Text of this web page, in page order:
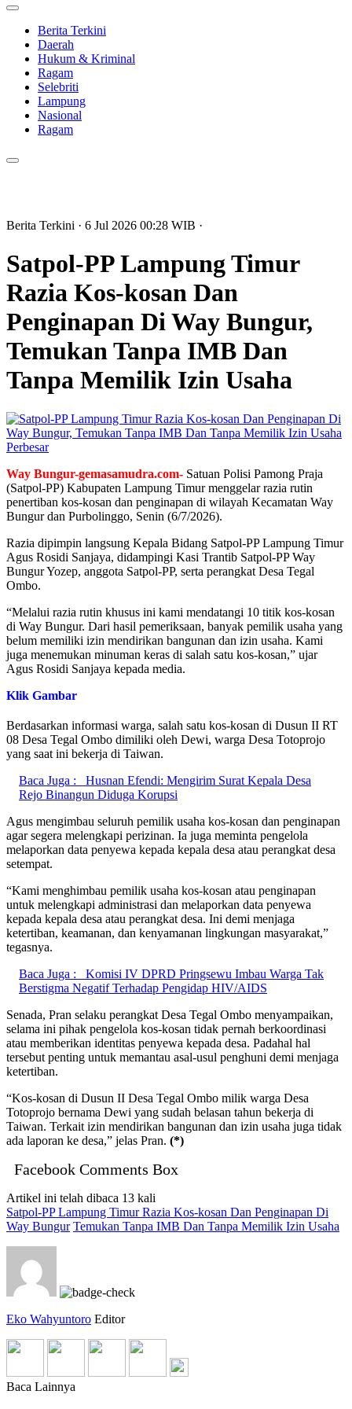
Berita Terkini
Daerah
Hukum & Kriminal
Ragam
Selebriti
Lampung
Nasional
Ragam
Berita Terkini · 6 Jul 2026 00:28 WIB ·
Satpol-PP Lampung Timur
Razia Kos-kosan Dan
Penginapan Di Way Bungur,
Temukan Tanpa IMB Dan
Tanpa Memilik Izin Usaha
Perbesar
Way Bungur-gemasamudra.com- Satuan Polisi Pamong Praja
(Satpol-PP) Kabupaten Lampung Timur menggelar razia rutin
penertiban kos-kosan dan penginapan di wilayah Kecamatan Way
Bungur dan Purbolinggo, Senin (6/7/2026).
Razia dipimpin langsung Kepala Bidang Satpol-PP Lampung Timur
Agus Rosidi Sanjaya, didampingi Kasi Trantib Satpol-PP Way
Bungur Yozep, anggota Satpol-PP, serta perangkat Desa Tegal
Ombo.
“Melalui razia rutin khusus ini kami mendatangi 10 titik kos-kosan
di Way Bungur. Dari hasil pemeriksaan, banyak pemilik usaha yang
belum memiliki izin mendirikan bangunan dan izin usaha. Kami
juga menemukan minuman keras di salah satu kos-kosan,” ujar
Agus Rosidi Sanjaya kepada media.
Klik Gambar
Berdasarkan informasi warga, salah satu kos-kosan di Dusun II RT
08 Desa Tegal Ombo dimiliki oleh Dewi, warga Desa Totoprojo
yang saat ini bekerja di Taiwan.
Baca Juga :
Husnan Efendi: Mengirim Surat Kepala Desa
Rejo Binangun Diduga Korupsi
Agus mengimbau seluruh pemilik usaha kos-kosan dan penginapan
agar segera melengkapi perizinan. Ia juga meminta pengelola
melaporkan data penyewa kepada kepala desa atau perangkat desa
setempat.
“Kami menghimbau pemilik usaha kos-kosan atau penginapan
untuk melengkapi administrasi dan melaporkan data penyewa
kepada kepala desa atau perangkat desa. Ini demi menjaga
ketertiban, keamanan, dan kenyamanan lingkungan masyarakat,”
tegasnya.
Baca Juga :
Komisi IV DPRD Pringsewu Imbau Warga Tak
Berstigma Negatif Terhadap Pengidap HIV/AIDS
Senada, Pran selaku perangkat Desa Tegal Ombo menyampaikan,
selama ini pihak pengelola kos-kosan tidak pernah berkoordinasi
atau memberikan identitas penyewa kepada desa. Padahal hal
tersebut penting untuk memantau asal-usul penghuni demi menjaga
ketertiban.
“Kos-kosan di Dusun II Desa Tegal Ombo milik warga Desa
Totoprojo bernama Dewi yang sudah belasan tahun bekerja di
Taiwan. Terkait izin mendirikan bangunan dan izin usaha juga tidak
ada laporan ke desa,” jelas Pran. (*)
Facebook Comments Box
Artikel ini telah dibaca 13 kali
Satpol-PP Lampung Timur Razia Kos-kosan Dan Penginapan Di
Way Bungur Temukan Tanpa IMB Dan Tanpa Memilik Izin Usaha
Eko Wahyuntoro Editor
Baca Lainnya